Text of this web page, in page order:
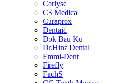
Corlyse
CS Medica
Curaprox
Dentaid
Dok Bau Ku
Dr.Hinz Dental
Emmi-Dent
Firefly
FuchS